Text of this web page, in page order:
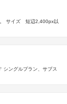
。 サイズ 短辺2,400px以
シングルプラン、サブス